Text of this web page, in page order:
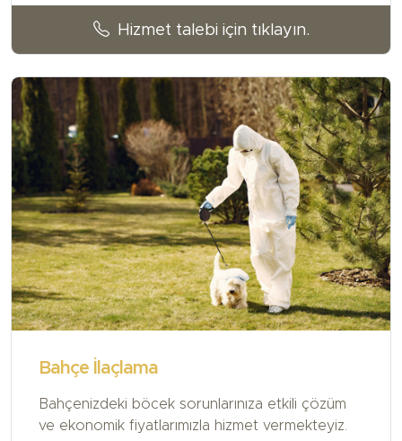
Hizmet talebi için tıklayın.
Bahçe İlaçlama
Bahçenizdeki böcek sorunlarınıza etkili çözüm
ve ekonomik fiyatlarımızla hizmet vermekteyiz.